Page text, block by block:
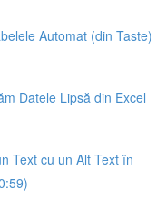
Automat (din Taste)
Datele Lipsă din Excel
Text cu un Alt Text în